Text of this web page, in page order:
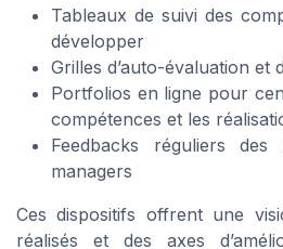
Tableaux de suivi des
développer
Grilles d’auto-évaluation et
Portfolios en ligne pour
compétences et les
Feedbacks réguliers
managers
Ces dispositifs offrent une
réalisés et des axes